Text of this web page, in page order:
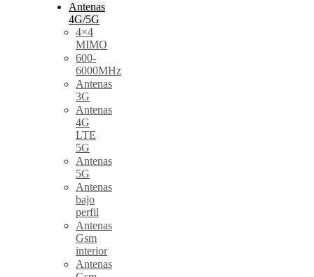
Antenas
4G/5G
4×4
MIMO
600-
6000MHz
Antenas
3G
Antenas
4G
LTE
5G
Antenas
5G
Antenas
bajo
perfil
Antenas
Gsm
interior
Antenas